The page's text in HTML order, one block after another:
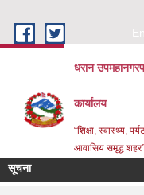
धरान
कार्यालय
“शिक्षा, स्वास्थ्य,
आवासिय समृद्ध शहर”
सूचना